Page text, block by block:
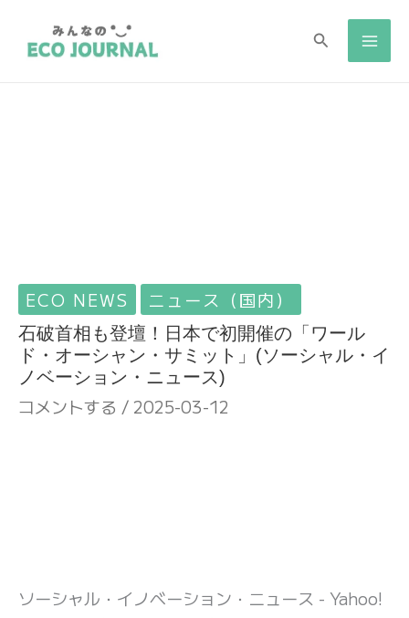
検
ECO NEWS ニュース（国内）
石破首相も登壇！日本で初開催の「ワール
ド・オーシャン・サミット」(ソーシャル・イ
ノベーション・ニュース)
コメントする / 2025-03-12
ソーシャル・イノベーション・ニュース - Yahoo!
索